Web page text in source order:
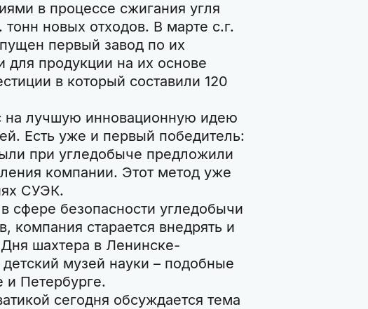
в процессе сжигания угля
новых отходов. В марте с.г.
первый завод по их
для продукции на их основе
в который составили 120
на лучшую инновационную идею
Есть уже и первый победитель:
при угледобыче предложили
компании. Этот метод уже
СУЭК.
сфере безопасности угледобычи
компания старается внедрять и
шахтера в Ленинске-
музей науки – подобные
и Петербурге.
сегодня обсуждается тема